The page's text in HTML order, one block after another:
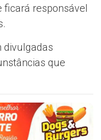
ficará responsável
divulgadas
que